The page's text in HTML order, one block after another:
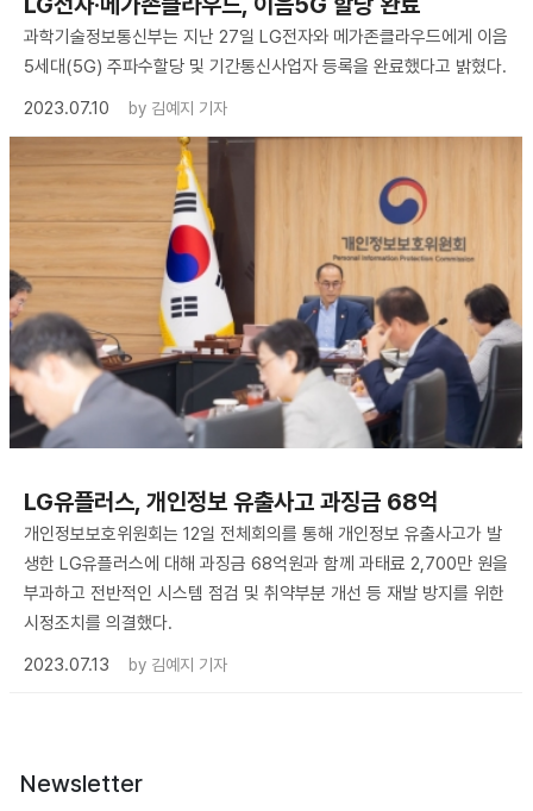
과학기술정보통신부는 지난 27일 LG전자와 메가존클라우드에게 이음
5세대(5G) 주파수할당 및 기간통신사업자 등록을 완료했다고 밝혔다.
2023.07.10
by 김예지 기자
LG유플러스, 개인정보 유출사고 과징금 68억
개인정보보호위원회는 12일 전체회의를 통해 개인정보 유출사고가 발
생한 LG유플러스에 대해 과징금 68억원과 함께 과태료 2,700만 원을
부과하고 전반적인 시스템 점검 및 취약부분 개선 등 재발 방지를 위한
시정조치를 의결했다.
2023.07.13
by 김예지 기자
Newsletter